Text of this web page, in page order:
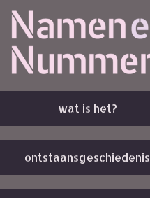
wat is het?
ontstaansgeschiedenis